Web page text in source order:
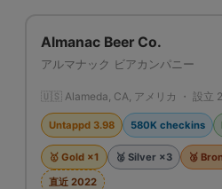
Almanac Beer Co.
アルマナック ビアカンパニー
🇺🇸 Alameda, CA, アメリカ ・ 設立
Untappd 3.98 580K checkins
🥇 Gold ×1 🥈 Silver ×3 🥉
直近 2022